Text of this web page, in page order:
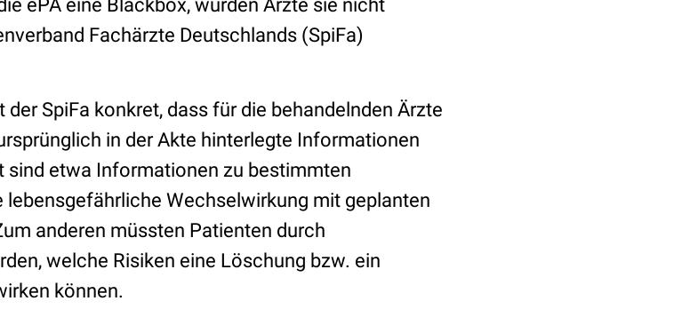
ePA eine Blackbox, würden Ärzte sie nicht
Fachärzte Deutschlands (SpiFa)
der SpiFa konkret, dass für die behandelnden Ärzte
in der Akte hinterlegte Informationen
sind etwa Informationen zu bestimmten
lebensgefährliche Wechselwirkung mit geplanten
anderen müssten Patienten durch
welche Risiken eine Löschung bzw. ein
können.